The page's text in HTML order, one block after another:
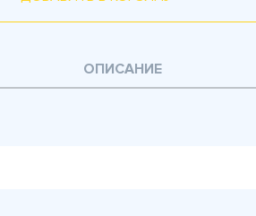
ОПИСАНИЕ